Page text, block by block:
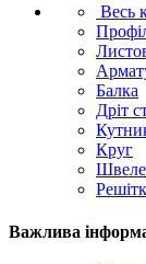
Весь
Балка
Дріт
Круг
Важлива